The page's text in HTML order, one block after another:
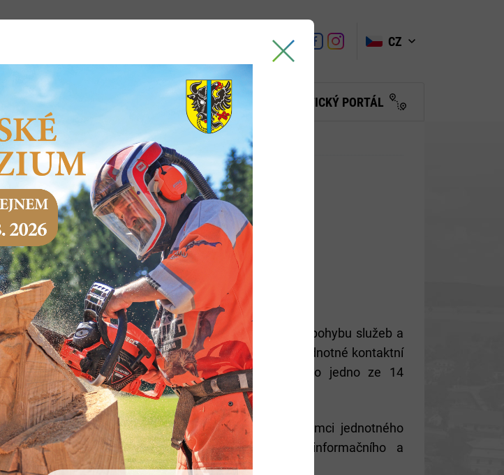
PODNIKÁNÍ SERVIS OBČANŮM TURISTICKÝ PORTÁL
Turistické
informační
LinkLinkLink
CZ
kontaktní místo (JKM)
MÍSTO (JKM)
MÍSTO (JKM)
(JKM) byla zřízena na základě zákona o volném pohybu služeb a
členských státech EU. V Kraji Vysočina je zřízeno jednotné kontaktní
úřadu Magistrátu města Jihlavy
jako jedno ze 14
míst v České republice.
je především usnadnění vstupu do podnikání v rámci jednotného
rámci toho jsou poskytovány služby zejména informačního a
charakteru.